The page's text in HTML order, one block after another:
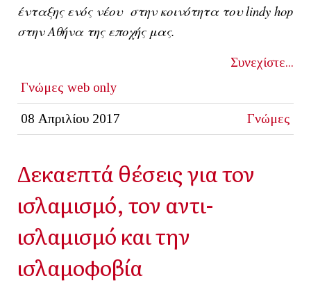
ένταξης ενός νέου στην κοινότητα του lindy hop
στην Αθήνα της εποχής μας.
Συνεχίστε...
Γνώμες web only
08 Απριλίου 2017 Γνώμες
Δεκαεπτά θέσεις για τον
ισλαμισμό, τον αντι-
ισλαμισμό και την
ισλαμοφοβία